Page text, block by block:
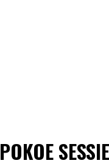
POKOE